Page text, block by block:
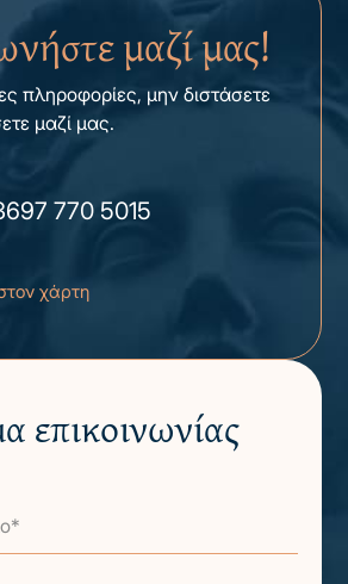
μαζί μας!
πληροφορίες, μην διστάσετε
μαζί μας.
697 770 5015
χάρτη
επικοινωνίας